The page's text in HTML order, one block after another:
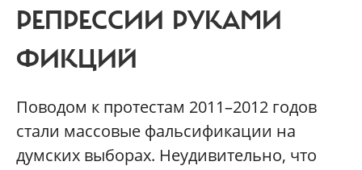
РЕПРЕССИИ РУКАМИ
ФИКЦИЙ
Поводом к протестам 2011–2012 годов
стали массовые фальсификации на
думских выборах. Неудивительно, что